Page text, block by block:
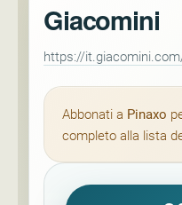
Giacomini
https://
Abbonati a Pinaxo
completo alla lista